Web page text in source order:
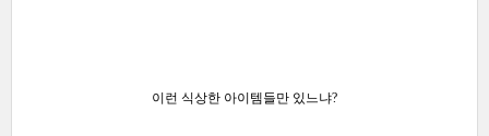
이런 식상한 아이템들만 있느냐?